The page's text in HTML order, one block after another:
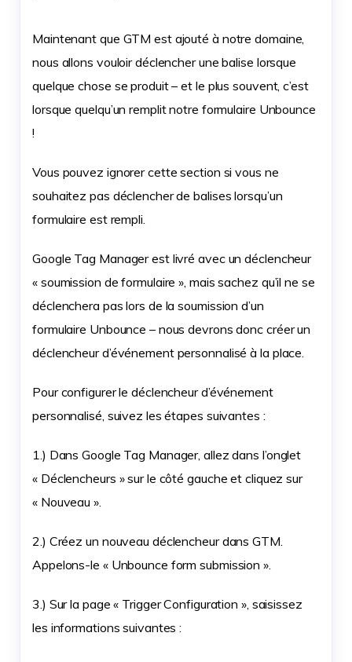
Maintenant que GTM est ajouté à notre domaine,
nous allons vouloir déclencher une balise lorsque
quelque chose se produit – et le plus souvent, c’est
lorsque quelqu’un remplit notre formulaire Unbounce
!
Vous pouvez ignorer cette section si vous ne
souhaitez pas déclencher de balises lorsqu’un
formulaire est rempli.
Google Tag Manager est livré avec un déclencheur
« soumission de formulaire », mais sachez qu’il ne se
déclenchera pas lors de la soumission d’un
formulaire Unbounce – nous devrons donc créer un
déclencheur d’événement personnalisé à la place.
Pour configurer le déclencheur d’événement
personnalisé, suivez les étapes suivantes :
1.) Dans Google Tag Manager, allez dans l’onglet
« Déclencheurs » sur le côté gauche et cliquez sur
« Nouveau ».
2.) Créez un nouveau déclencheur dans GTM.
Appelons-le « Unbounce form submission ».
3.) Sur la page « Trigger Configuration », saisissez
les informations suivantes :